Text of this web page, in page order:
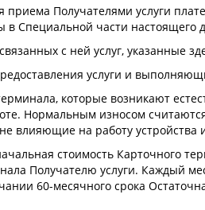
приема Получателями услуги
Специальной части настоящего
с ней услуг, указанные
услуги и
которые возникают
Нормальным износом
влияющие на работу устройства
стоимость Карточного
Получателю услуги. Каждый
60-месячного срока